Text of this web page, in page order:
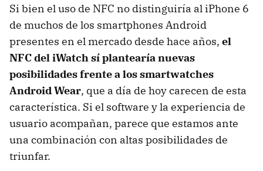
Si bien el uso de NFC no distinguiría al iPhone 6
de muchos de los smartphones Android
presentes en el mercado desde hace años, el
NFC del iWatch sí plantearía nuevas
posibilidades frente a los smartwatches
Android Wear, que a día de hoy carecen de esta
característica. Si el software y la experiencia de
usuario acompañan, parece que estamos ante
una combinación con altas posibilidades de
triunfar.